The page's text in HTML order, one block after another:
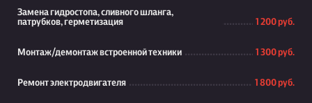
Замена гидростопа, сливного шланга,
патрубков, герметизация
1 200 руб.
Монтаж/демонтаж встроенной техники 1 300 руб.
Ремонт электродвигателя 1 800 руб.